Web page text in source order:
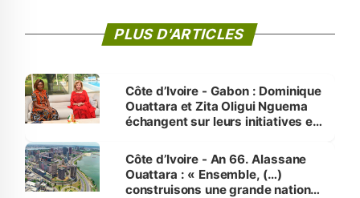
PLUS D'ARTICLES
Côte d’Ivoire - Gabon : Dominique
Ouattara et Zita Oligui Nguema
échangent sur leurs initiatives en
enfants
Côte d’Ivoire - An 66. Alassane
Ouattara : « Ensemble, (…)
construisons une grande nation